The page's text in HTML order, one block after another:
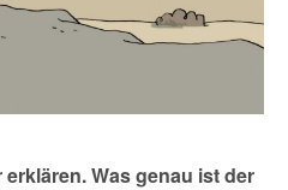
Was genau ist der